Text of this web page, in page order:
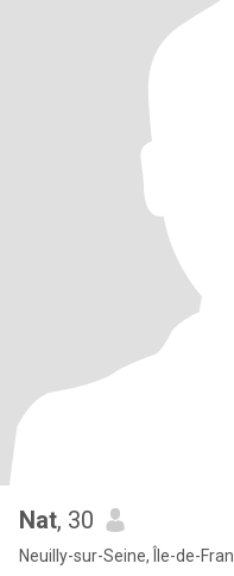
Nat, 30
Neuilly-sur-Seine, Île-de-